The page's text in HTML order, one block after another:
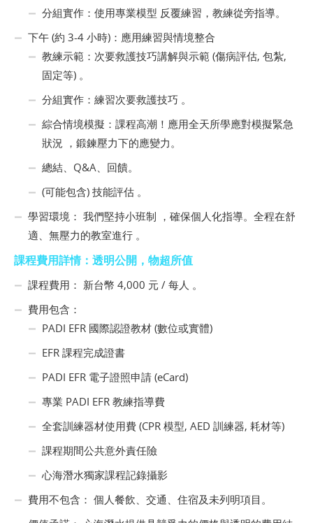
分組實作：使用專業模型 反覆練習，教練從旁指導。
下午 (約 3-4 小時)：應用練習與情境整合
教練示範：次要救護技巧講解與示範 (傷病評估, 包紮,
固定等) 。
分組實作：練習次要救護技巧 。
綜合情境模擬：課程高潮！應用全天所學應對模擬緊急
狀況 ，鍛鍊壓力下的應變力。
總結、Q&A、回饋。
(可能包含) 技能評估 。
學習環境： 我們堅持小班制 ，確保個人化指導。全程在舒
適、無壓力的教室進行 。
課程費用詳情：透明公開，物超所值
課程費用： 新台幣 4,000 元 / 每人 。
費用包含：
PADI EFR 國際認證教材 (數位或實體)
EFR 課程完成證書
PADI EFR 電子證照申請 (eCard)
專業 PADI EFR 教練指導費
全套訓練器材使用費 (CPR 模型, AED 訓練器, 耗材等)
課程期間公共意外責任險
心海潛水獨家課程記錄攝影
費用不包含： 個人餐飲、交通、住宿及未列明項目。